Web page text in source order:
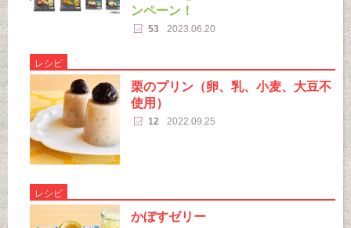
ンペーン！
53 2023.06.20
レシピ
栗のプリン（卵、乳、小麦、大豆不
使用）
12 2022.09.25
レシピ
かぼすゼリー